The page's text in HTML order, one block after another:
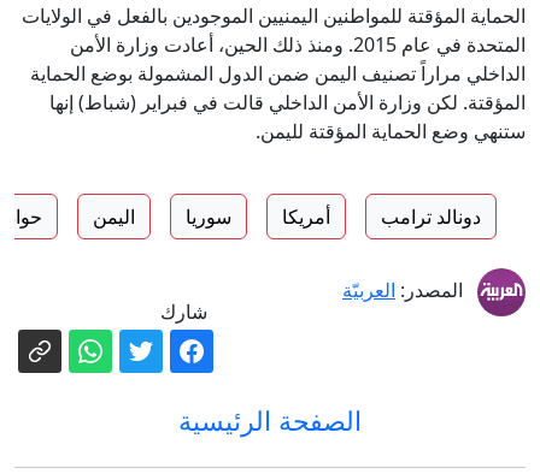
الحماية المؤقتة للمواطنين اليمنيين الموجودين بالفعل في الولايات
المتحدة في عام 2015. ومنذ ذلك الحين، أعادت وزارة الأمن
الداخلي مراراً تصنيف اليمن ضمن الدول المشمولة بوضع الحماية
المؤقتة. لكن وزارة الأمن الداخلي قالت في فبراير (شباط) إنها
ستنهي وضع الحماية المؤقتة لليمن.
دونالد ترامب أمريكا سوريا اليمن
المصدر: العربيّة
شارك
الصفحة الرئيسية